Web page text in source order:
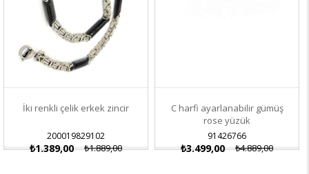
İki renkli çelik erkek zincir
200019829102
₺1.389,00 ₺1.889,00
C harfi ayarlanabilir gümüş
rose yüzük
91426766
₺3.499,00 ₺4.889,00